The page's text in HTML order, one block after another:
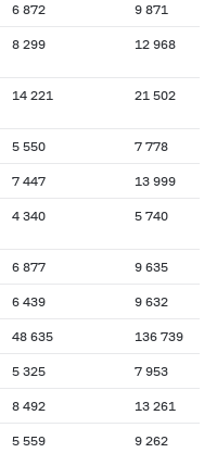
6 872 9 871
8 299 12 968
14 221 21 502
5 550 7 778
7 447 13 999
4 340 5 740
6 877 9 635
6 439 9 632
48 635 136 739
5 325 7 953
8 492 13 261
5 559 9 262